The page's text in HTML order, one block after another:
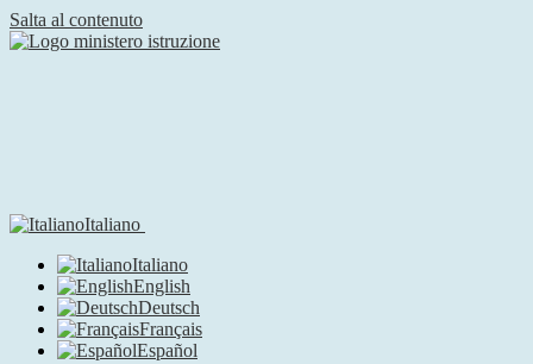
Salta al contenuto
Italiano
Italiano
English
Deutsch
Français
Español